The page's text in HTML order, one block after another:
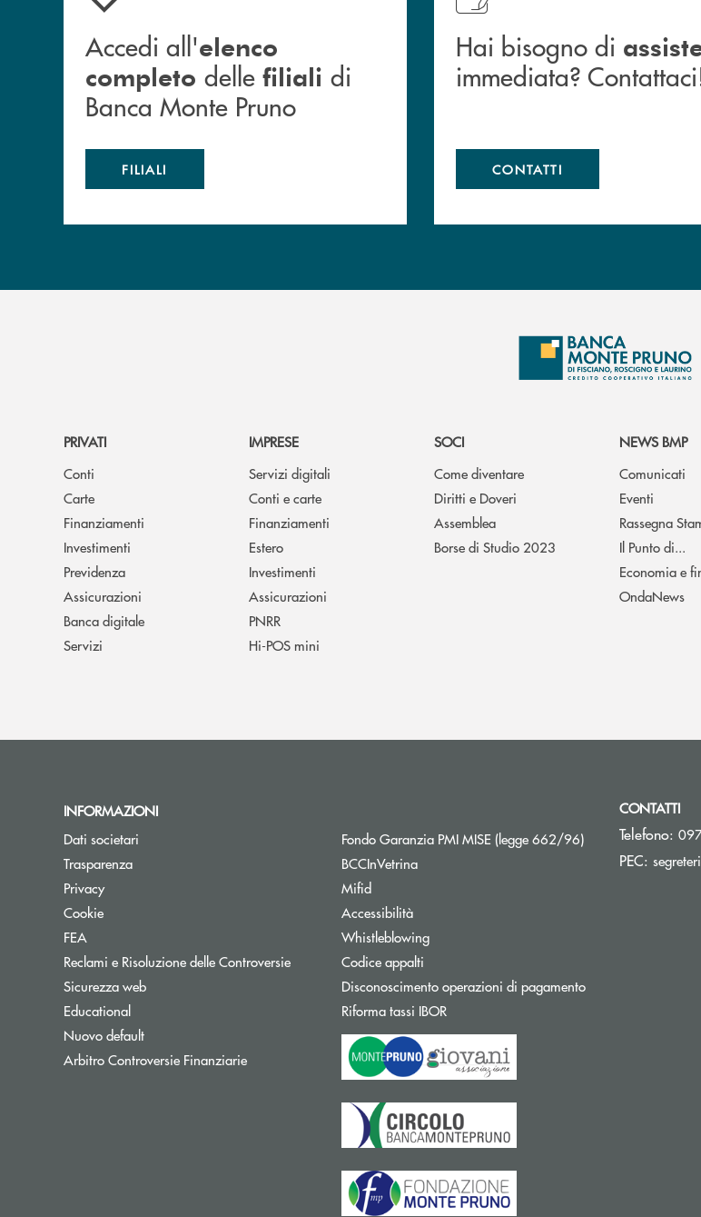
Accedi all'elenco
completo delle filiali di
Banca Monte Pruno
FILIALI
Hai bisogno di
immediata?
CONTATTI
PRIVATI
Conti
Carte
Finanziamenti
Investimenti
Previdenza
Assicurazioni
Banca digitale
Servizi
IMPRESE
Servizi digitali
Conti e carte
Finanziamenti
Estero
Investimenti
Assicurazioni
PNRR
Hi-POS mini
SOCI
Come diventare
Diritti e Doveri
Assemblea
Borse di Studio 2023
NEWS BMP
Comunicati
Eventi
Rassegna
Il Punto di...
Economia e
OndaNews
INFORMAZIONI
Dati societari
Trasparenza
Privacy
Cookie
FEA
Reclami e Risoluzione delle Controversie
Sicurezza web
Educational
Nuovo default
Arbitro Controversie FinanziarieApre una nuova finestra
Fondo Garanzia PMI MISE (legge 662/96)Apre una nuova
BCCInVetrina
Mifid
Accessibilità
Whistleblowing
Codice appalti
Disconoscimento operazioni di pagamento
Riforma tassi IBORApre una nuova finestra
CONTATTI
Telefono:
PEC: